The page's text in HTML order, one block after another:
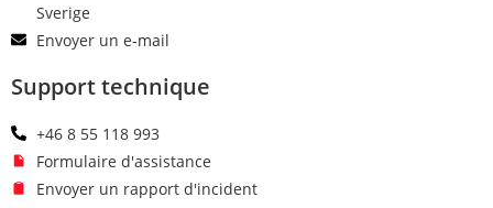
Sverige
Envoyer un e-mail
Support technique
+46 8 55 118 993
Formulaire d'assistance
Envoyer un rapport d'incident